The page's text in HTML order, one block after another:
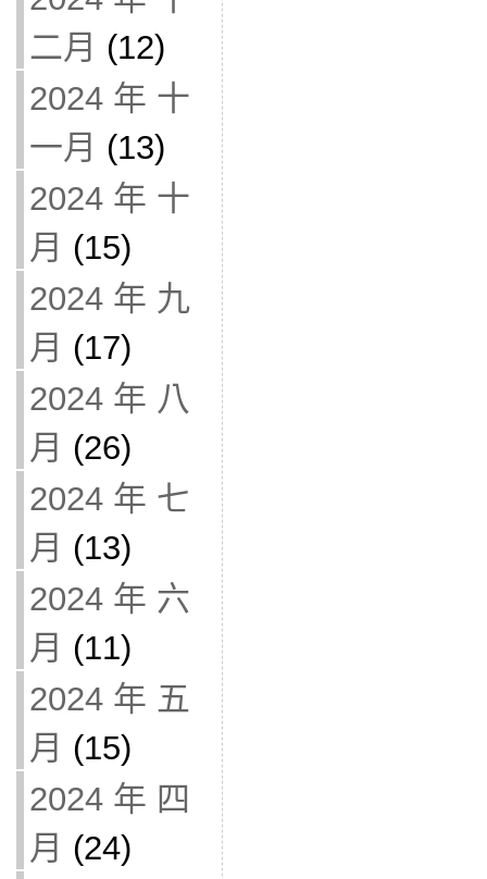
二月 (12)
2024 年 十
一月 (13)
2024 年 十
月 (15)
2024 年 九
月 (17)
2024 年 八
月 (26)
2024 年 七
月 (13)
2024 年 六
月 (11)
2024 年 五
月 (15)
2024 年 四
月 (24)